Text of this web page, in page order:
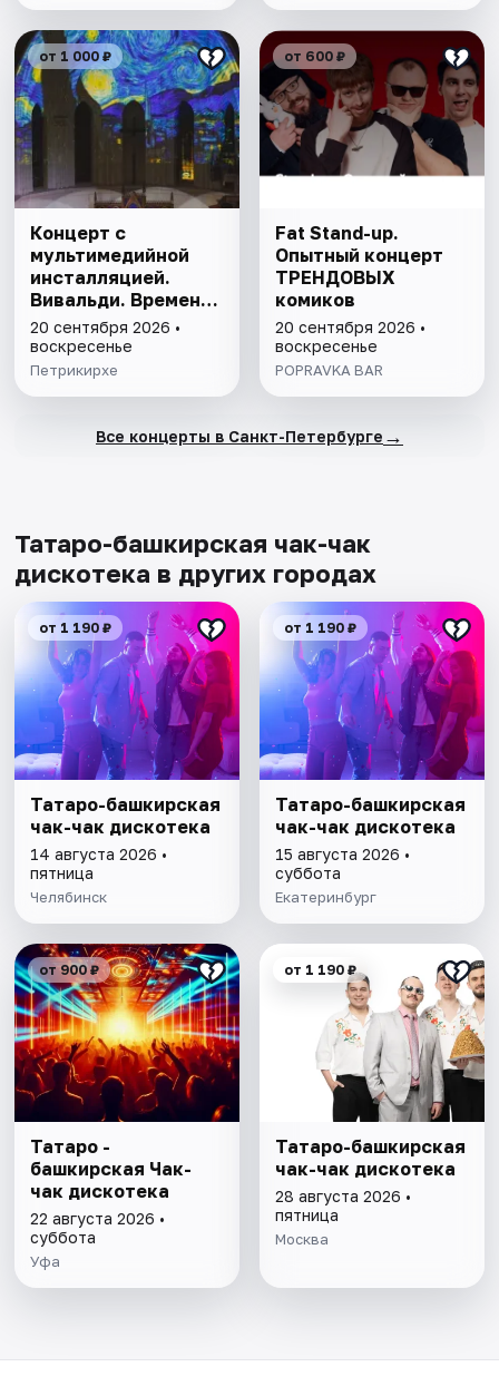
от 1 000 ₽
Концерт с
мультимедийной
инсталляцией.
Вивальди. Времена
года
20 сентября 2026 •
воскресенье
Петрикирхе
от 600 ₽
Fat Stand-up.
Опытный концерт
ТРЕНДОВЫХ
комиков
20 сентября 2026 •
воскресенье
POPRAVKA BAR
Все концерты в Санкт-Петербурге →
Татаро-башкирская чак-чак
дискотека в других городах
от 1 190 ₽
Татаро-башкирская
чак-чак дискотека
14 августа 2026 •
пятница
Челябинск
от 1 190 ₽
Татаро-башкирская
чак-чак дискотека
15 августа 2026 •
суббота
Екатеринбург
от 900 ₽
Татаро -
башкирская Чак-
чак дискотека
22 августа 2026 •
суббота
Уфа
от 1 190 ₽
Татаро-башкирская
чак-чак дискотека
28 августа 2026 •
пятница
Москва